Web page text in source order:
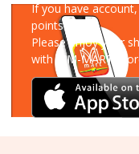
If you have
points!
Please enjoy your
with MM-MART